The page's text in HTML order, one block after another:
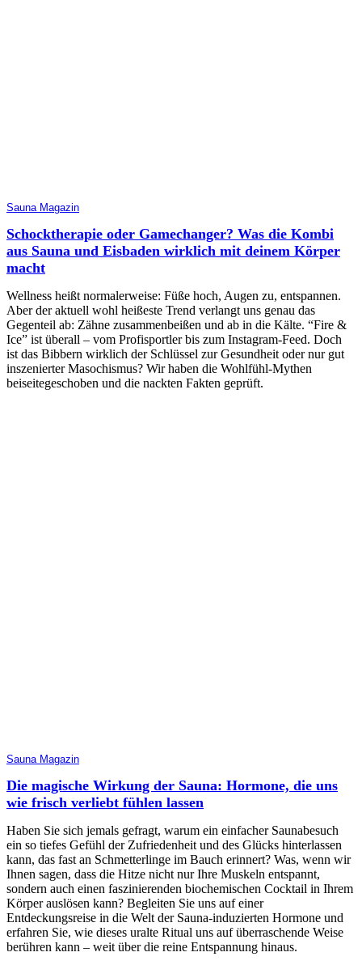
Sauna Magazin
Schocktherapie oder Gamechanger? Was die Kombi
aus Sauna und Eisbaden wirklich mit deinem Körper
macht
Wellness heißt normalerweise: Füße hoch, Augen zu, entspannen.
Aber der aktuell wohl heißeste Trend verlangt uns genau das
Gegenteil ab: Zähne zusammenbeißen und ab in die Kälte. “Fire &
Ice” ist überall – vom Profisportler bis zum Instagram-Feed. Doch
ist das Bibbern wirklich der Schlüssel zur Gesundheit oder nur gut
inszenierter Masochismus? Wir haben die Wohlfühl-Mythen
beiseitegeschoben und die nackten Fakten geprüft.
Sauna Magazin
Die magische Wirkung der Sauna: Hormone, die uns
wie frisch verliebt fühlen lassen
Haben Sie sich jemals gefragt, warum ein einfacher Saunabesuch
ein so tiefes Gefühl der Zufriedenheit und des Glücks hinterlassen
kann, das fast an Schmetterlinge im Bauch erinnert? Was, wenn wir
Ihnen sagen, dass die Hitze nicht nur Ihre Muskeln entspannt,
sondern auch einen faszinierenden biochemischen Cocktail in Ihrem
Körper auslösen kann? Begleiten Sie uns auf einer
Entdeckungsreise in die Welt der Sauna-induzierten Hormone und
erfahren Sie, wie dieses uralte Ritual uns auf überraschende Weise
berühren kann – weit über die reine Entspannung hinaus.